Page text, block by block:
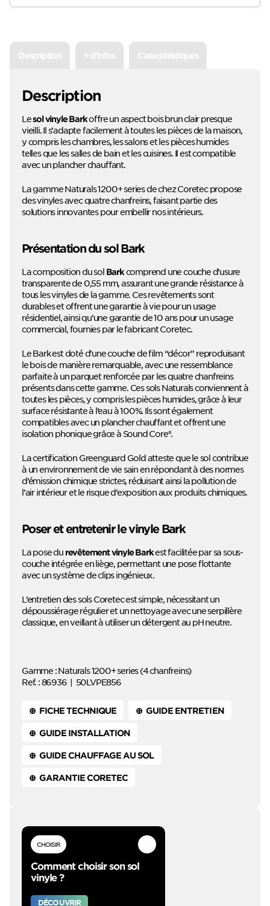
Description + d'infos Caractéristiques
Description
Lesol vinyle Barkoffre un aspect bois brun clair presque
vieilli. Il s’adapte facilement à toutes les pièces de la maison,
y compris les chambres, les salons et les pièces humides
telles que les salles de bain et les cuisines. Il est compatible
avec un plancher chauffant.
La gamme Naturals 1200+ series de chez Coretec propose
des vinyles avec quatre chanfreins, faisant partie des
solutions innovantes pour embellir nos intérieurs.
Présentation du sol Bark
La composition du sol Barkcomprend une couche d’usure
transparente de 0,55 mm, assurant une grande résistance à
tous les vinyles de la gamme. Ces revêtements sont
durables et offrent une garantie à vie pour un usage
résidentiel, ainsi qu’une garantie de 10 ans pour un usage
commercial, fournies par le fabricant Coretec.
Le Bark est doté d’une couche de film “décor” reproduisant
le bois de manière remarquable, avec une ressemblance
parfaite à un parquet renforcée par les quatre chanfreins
présents dans cette gamme. Ces sols Naturals conviennent à
toutes les pièces, y compris les pièces humides, grâce à leur
surface résistante à l’eau à 100%. Ils sont également
compatibles avec un plancher chauffant et offrent une
isolation phonique grâce à Sound Core®.
La certification Greenguard Gold atteste que le sol contribue
à un environnement de vie sain en répondant à des normes
d’émission chimique strictes, réduisant ainsi la pollution de
l’air intérieur et le risque d’exposition aux produits chimiques.
Poser et entretenir le vinyle Bark
La pose du revêtement vinyle Barkest facilitée par sa sous-
couche intégrée en liège, permettant une pose flottante
avec un système de clips ingénieux.
L’entretien des sols Coretec est simple, nécessitant un
dépoussiérage régulier et un nettoyage avec une serpillère
classique, en veillant à utiliser un détergent au pH neutre.
Gamme : Naturals 1200+ series (4 chanfreins)
Ref. :86936 | 50LVPE856
⊕ FICHE TECHNIQUE ⊕ GUIDE ENTRETIEN
⊕ GUIDE INSTALLATION
⊕ GUIDE CHAUFFAGE AU SOL
⊕ GARANTIE CORETEC
CHOISIR
Comment choisir son sol
vinyle ?
DÉCOUVRIR